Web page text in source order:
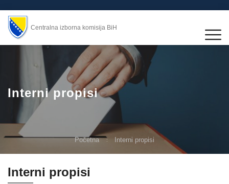
Centralna izborna komisija BiH
Interni propisi
Početna Interni propisi
Interni propisi